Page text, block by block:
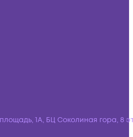
1А, БЦ Соколиная гора, 8